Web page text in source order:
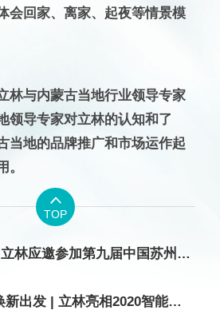
会回家、离家、起夜等情景模
林与内蒙古当地行业领导专家
领导专家对立林的认知和了
当地的品牌推广和市场运作起
。

TOP
上一篇:吸睛无数丨立林应邀参加第九届中国苏州电子信息博览会
下一篇:聚焦区域•焕新出发 | 立林亮相2020智能家居集成服务峰会深圳站！